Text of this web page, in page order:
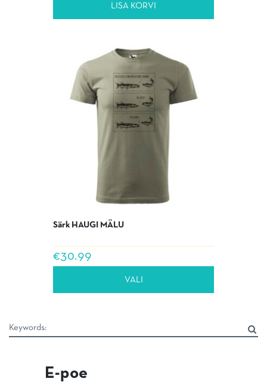
LISA KORVI
Särk HAUGI MÄLU
€30.99
VALI
Valikuid
E-poe